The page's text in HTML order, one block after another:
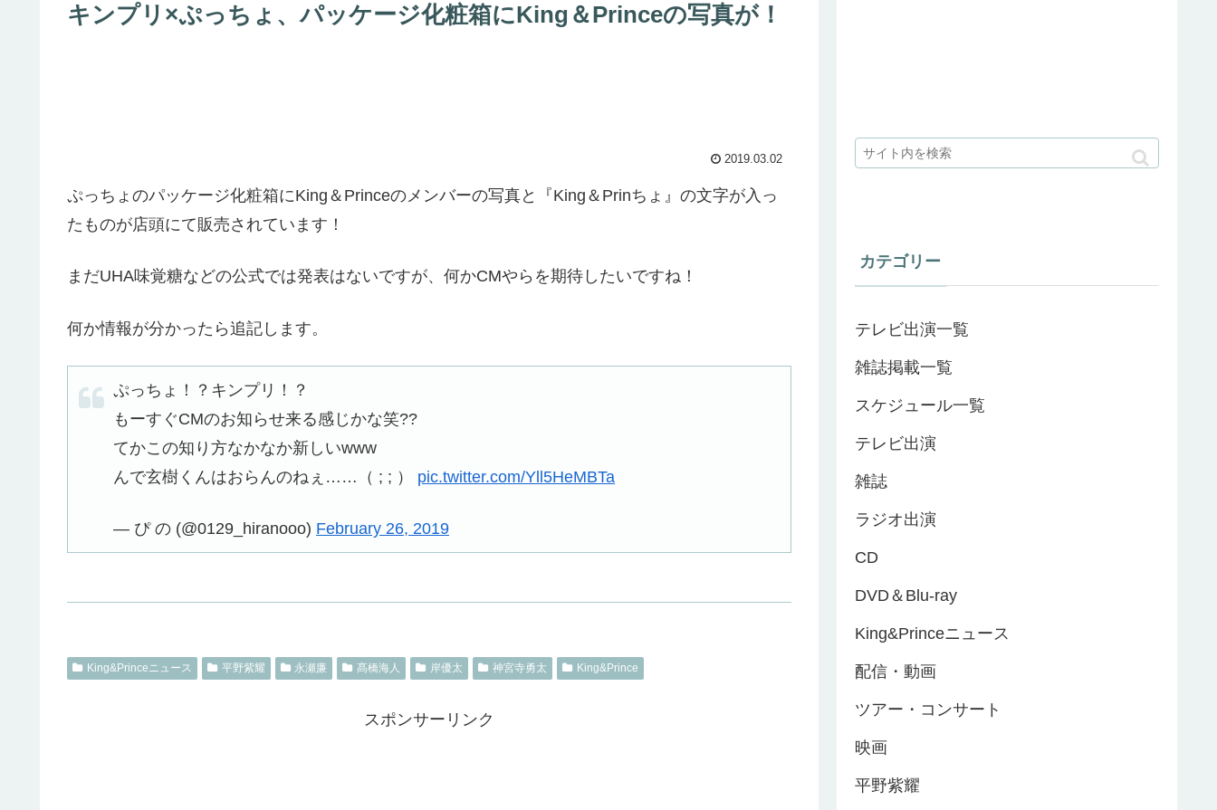
キンプリ×ぷっちょ、パッケージ化粧箱にKing＆Princeの写真が！
2019.03.02
ぷっちょのパッケージ化粧箱にKing＆Princeのメンバーの写真と『King＆Prinちょ』の文字が入っ
たものが店頭にて販売されています！
まだUHA味覚糖などの公式では発表はないですが、何かCMやらを期待したいですね！
何か情報が分かったら追記します。
ぷっちょ！？キンプリ！？
もーすぐCMのお知らせ来る感じかな笑??
てかこの知り方なかなか新しいwww
んで玄樹くんはおらんのねぇ……（ ; ; ） pic.twitter.com/Yll5HeMBTa
— ぴ の (@0129_hiranooo) February 26, 2019
King&Princeニュース 平野紫耀 永瀬廉 髙橋海人 岸優太 神宮寺勇太 King&Prince
スポンサーリンク
カテゴリー
テレビ出演一覧
雑誌掲載一覧
スケジュール一覧
テレビ出演
雑誌
ラジオ出演
CD
DVD＆Blu-ray
King&Princeニュース
配信・動画
ツアー・コンサート
映画
平野紫耀